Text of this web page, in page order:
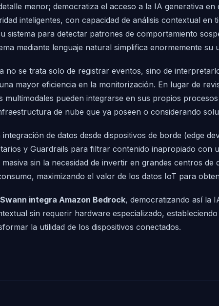
menor; democratiza el acceso a la IA generativa
inteligentes, con capacidad de análisis contextual
sistema para detectar patrones de comportamiento
mediante lenguaje natural simplifica enormemente su
no se trata solo de registrar eventos, sino de
mayor eficiencia en la monitorización. En lugar de
multimodales pueden integrarse en sus propios
de nube que ya poseen o considerando
de datos desde dispositivos de borde (edge
y Guardrails para filtrar contenido inapropiado con
sin la necesidad de invertir en grandes centros
maximizando el valor de los datos IoT para
Swann integra Amazon Bedrock, democratizando así la
sin requerir hardware especializado,
la utilidad de los dispositivos conectados.